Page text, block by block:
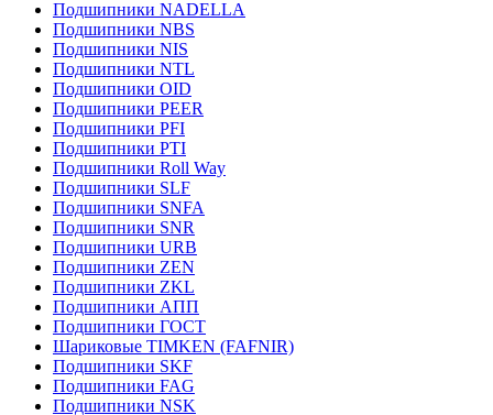
Подшипники NADELLA
Подшипники NBS
Подшипники NIS
Подшипники NTL
Подшипники OID
Подшипники PEER
Подшипники PFI
Подшипники PTI
Подшипники Roll Way
Подшипники SLF
Подшипники SNFA
Подшипники SNR
Подшипники URB
Подшипники ZEN
Подшипники ZKL
Подшипники АПП
Подшипники ГОСТ
Шариковые ТІMKEN (FAFNIR)
Подшипники SKF
Подшипники FAG
Подшипники NSK